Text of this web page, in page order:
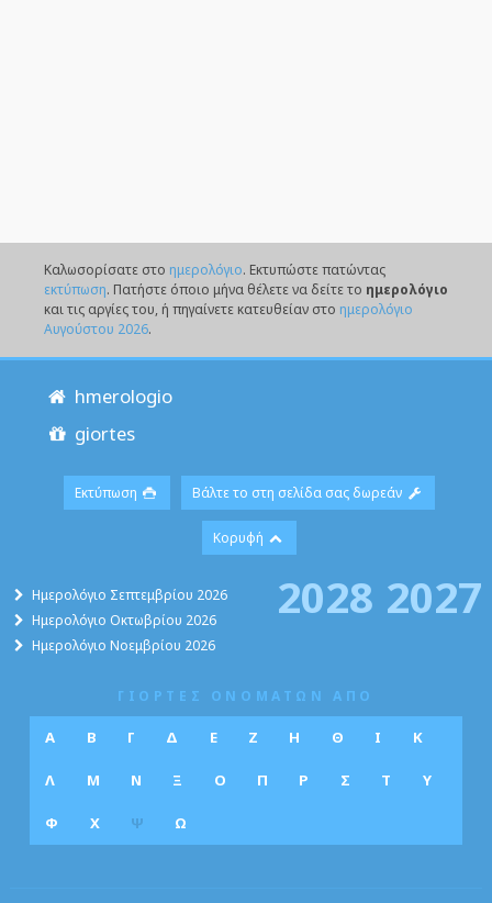
Καλωσορίσατε στο ημερολόγιο. Eκτυπώστε πατώντας
εκτύπωση. Πατήστε όποιο μήνα θέλετε να δείτε το ημερολόγιο
και τις αργίες του, ή πηγαίνετε κατευθείαν στο ημερολόγιο
Αυγούστου 2026.
hmerologio
giortes
Εκτύπωση Βάλτε το στη σελίδα σας δωρεάν
Κορυφή
Ημερολόγιο Σεπτεμβρίου 2026
Ημερολόγιο Οκτωβρίου 2026
Ημερολόγιο Νοεμβρίου 2026
2027
2028
ΓΙΟΡΤΕΣ ΟΝΟΜΑΤΩΝ ΑΠΟ
Α Β Γ Δ Ε Ζ Η Θ Ι Κ
Λ Μ Ν Ξ Ο Π Ρ Σ Τ Υ
Φ Χ Ψ Ω